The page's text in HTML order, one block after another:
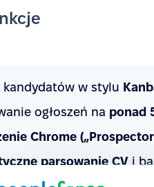
kandydatów w stylu
ogłoszeń na ponad
Chrome
parsowanie CV i